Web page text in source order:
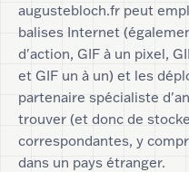
augustebloch.fr peut
balises Internet
d'action, GIF à un pixel,
et GIF un à un) et les
partenaire spécialiste
trouver (et donc de
correspondantes, y
dans un pays étranger.